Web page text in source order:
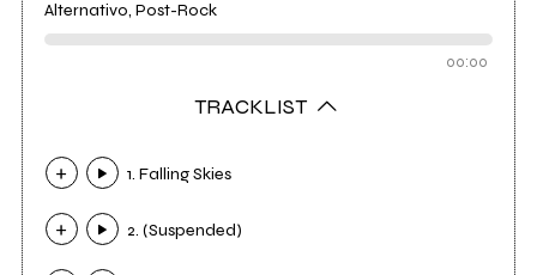
Alternativo, Post-Rock
00:00
TRACKLIST
1. Falling Skies
2. (Suspended)